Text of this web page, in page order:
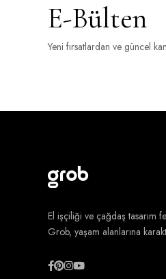
E-Bülten
Yeni fırsatlardan ve güncel
El işçiliği ve çağdaş tasarım
Grob, yaşam alanlarına